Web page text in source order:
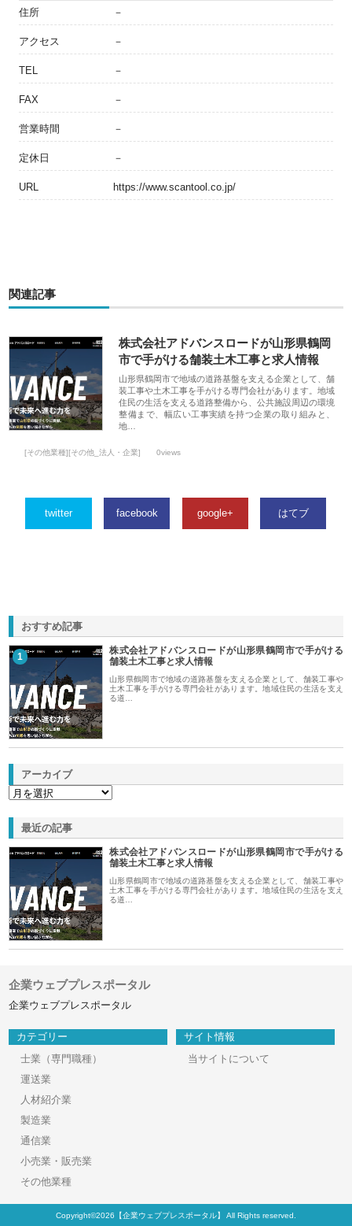
住所 －
アクセス －
TEL －
FAX －
営業時間 －
定休日 －
URL https://www.scantool.co.jp/
関連記事
株式会社アドバンスロードが山形県鶴岡
市で手がける舗装土木工事と求人情報
山形県鶴岡市で地域の道路基盤を支える企業として、舗
装工事や土木工事を手がける専門会社があります。地域
住民の生活を支える道路整備から、公共施設周辺の環境
整備まで、幅広い工事実績を持つ企業の取り組みと、
地…
[その他業種][その他_法人・企業] 0views
twitter facebook google+ はてブ
おすすめ記事
1
株式会社アドバンスロードが山形県鶴岡市で手がける
舗装土木工事と求人情報
山形県鶴岡市で地域の道路基盤を支える企業として、舗装工事や
土木工事を手がける専門会社があります。地域住民の生活を支え
る道…
アーカイブ
最近の記事
株式会社アドバンスロードが山形県鶴岡市で手がける
舗装土木工事と求人情報
山形県鶴岡市で地域の道路基盤を支える企業として、舗装工事や
土木工事を手がける専門会社があります。地域住民の生活を支え
る道…
企業ウェブプレスポータル
企業ウェブプレスポータル
カテゴリー
士業（専門職種）
運送業
人材紹介業
製造業
通信業
小売業・販売業
その他業種
サイト情報
当サイトについて
Copyright©2026【企業ウェブプレスポータル】 All Rights reserved.